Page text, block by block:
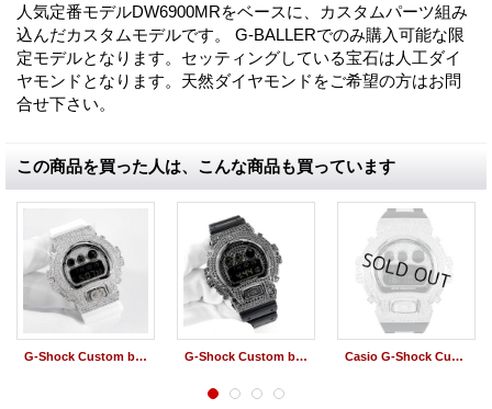
人気定番モデルDW6900MRをベースに、カスタムパー­ツ組み
込んだカスタムモデルです。 G-BALLERでのみ購入可能な限
定モデルとなります。セッティングしている宝石は人­工ダイ
ヤモンドとなります。天然ダイヤモンドをご希望の方はお問
合せ下さい。
この商品を買った人は、こんな商品も買っています
G-Shock Custom by G-BALLER | DW6900 Rhodium Coating Diamond G-Shock Custom by G-BALLER | DW6900 Black Coating Diamond Casio G-Shock Custom by G-BALLER | DW6900 Rhodium Coating Center Bracelet Diamond